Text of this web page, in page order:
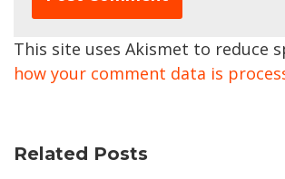
This site uses Akismet to reduce
how your comment data is
Related Posts